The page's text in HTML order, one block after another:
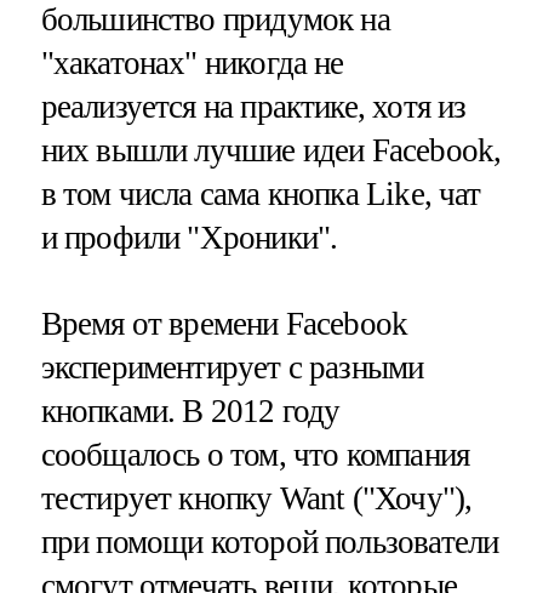
большинство придумок на
"хакатонах" никогда не
реализуется на практике, хотя из
них вышли лучшие идеи Facebook,
в том числа сама кнопка Like, чат
и профили "Хроники".
Время от времени Facebook
экспериментирует с разными
кнопками. В 2012 году
сообщалось о том, что компания
тестирует кнопку Want ("Хочу"),
при помощи которой пользователи